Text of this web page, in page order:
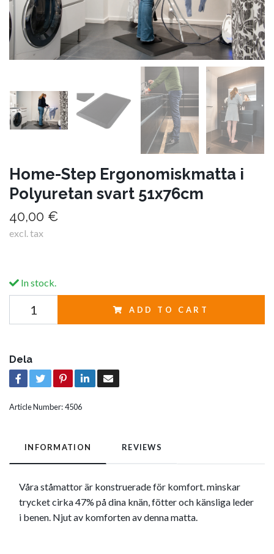
Home-Step Ergonomiskmatta i
Polyuretan svart 51x76cm
40,00 €
excl. tax
In stock.
ADD TO CART
Dela
Article Number:4506
INFORMATION REVIEWS
Våra ståmattor är konstruerade för komfort. minskar
trycket cirka 47% på dina knän, fötter och känsliga leder
i benen. Njut av komforten av denna matta.